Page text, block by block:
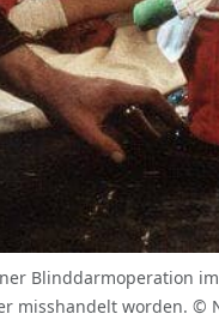
Blinddarmoperation
misshandelt worden. ©